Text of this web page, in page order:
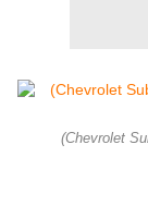
(Chevrolet